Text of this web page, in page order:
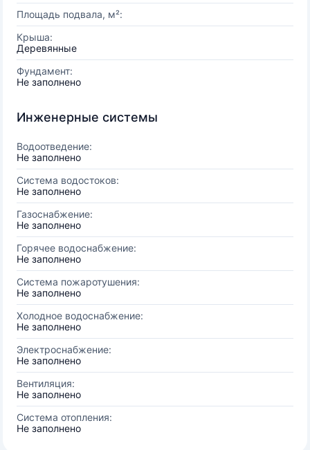
Площадь подвала, м²:
Крыша:
Деревянные
Фундамент:
Не заполнено
Инженерные системы
Водоотведение:
Не заполнено
Система водостоков:
Не заполнено
Газоснабжение:
Не заполнено
Горячее водоснабжение:
Не заполнено
Система пожаротушения:
Не заполнено
Холодное водоснабжение:
Не заполнено
Электроснабжение:
Не заполнено
Вентиляция:
Не заполнено
Система отопления:
Не заполнено